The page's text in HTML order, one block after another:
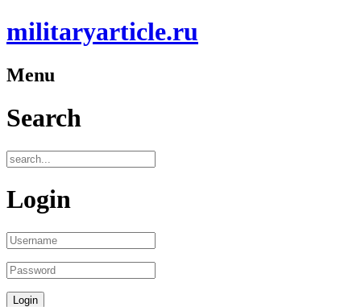
militaryarticle.ru
Menu
Search
Login